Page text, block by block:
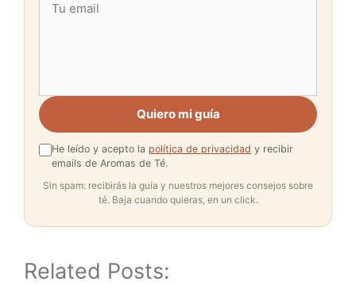
Quiero mi guía
He leído y acepto la política de privacidad y recibir
emails de Aromas de Té.
Sin spam: recibirás la guía y nuestros mejores consejos sobre
té. Baja cuando quieras, en un click.
Related Posts: